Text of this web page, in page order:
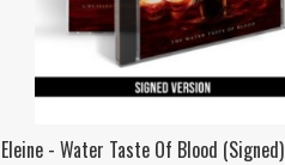
Eleine - Water Taste Of Blood (Signed)